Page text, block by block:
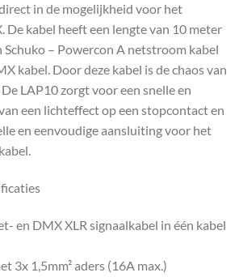
in de mogelijkheid voor het
De kabel heeft een lengte van 10 meter
Schuko – Powercon A netstroom kabel
kabel. Door deze kabel is de chaos van
LAP10 zorgt voor een snelle en
een lichteffect op een stopcontact en
en eenvoudige aansluiting voor het
en DMX XLR signaalkabel in één kabel
3x 1,5mm² aders (16A max.)